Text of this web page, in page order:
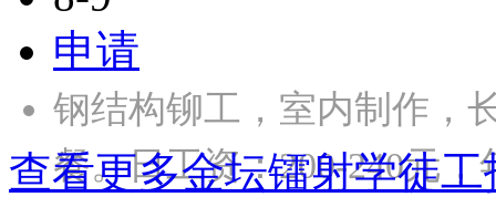
申请
钢结构铆工，室内制作，
餐。日工资：200-240元
查看更多金坛镭射学徒